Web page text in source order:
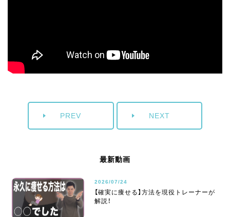
PREV NEXT
最新動画
2026/07/24
【確実に痩せる】方法を現役トレーナーが
解説！